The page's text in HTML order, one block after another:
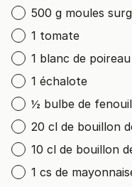
500 g moules
1 tomate
1 blanc de poireau
1 échalote
½ bulbe de fenouil
20 cl de bouillon
10 cl de bouillon
1 cs de